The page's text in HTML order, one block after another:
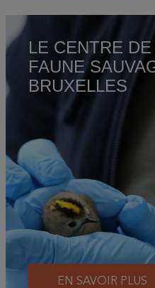
LE CENTRE
FAUNE
BRUXELLES
EN SAVOIR PLUS